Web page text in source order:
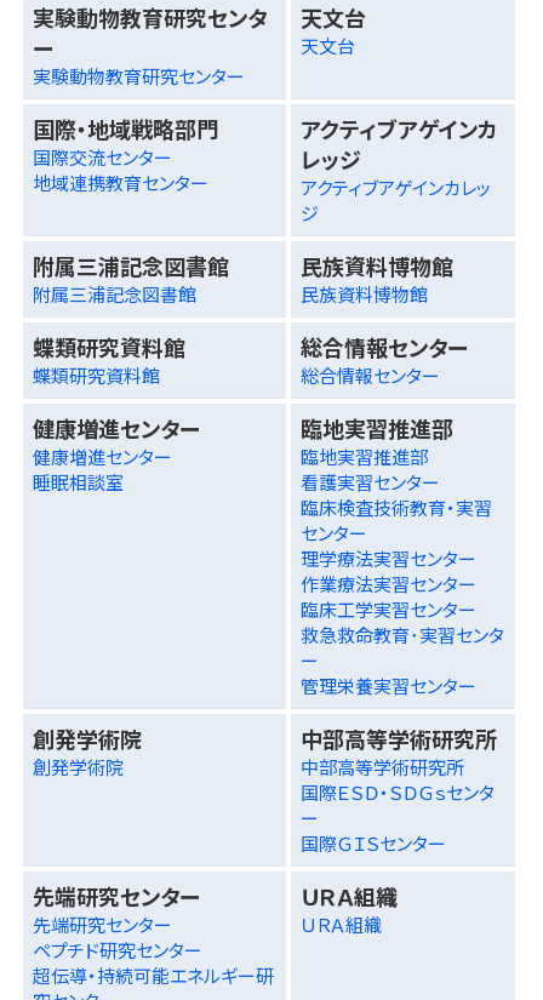
実験動物教育研究センタ
ー
実験動物教育研究センター
天文台
天文台
国際・地域戦略部門
国際交流センター
地域連携教育センター
アクティブアゲインカ
レッジ
アクティブアゲインカレッ
ジ
附属三浦記念図書館
附属三浦記念図書館
民族資料博物館
民族資料博物館
蝶類研究資料館
蝶類研究資料館
総合情報センター
総合情報センター
健康増進センター
健康増進センター
睡眠相談室
臨地実習推進部
臨地実習推進部
看護実習センター
臨床検査技術教育・実習
センター
理学療法実習センター
作業療法実習センター
臨床工学実習センター
救急救命教育･実習センタ
ー
管理栄養実習センター
創発学術院
創発学術院
中部高等学術研究所
中部高等学術研究所
国際ＥＳＤ・ＳＤＧｓセンタ
ー
国際ＧＩＳセンター
先端研究センター
先端研究センター
ペプチド研究センター
超伝導・持続可能エネルギー研
ＵＲＡ組織
ＵＲＡ組織